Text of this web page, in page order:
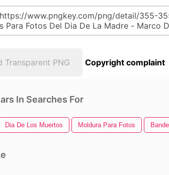
Transparent PNG Copyright complaint
In Searches For
Dia De Los Muertos Moldura Para Fotos